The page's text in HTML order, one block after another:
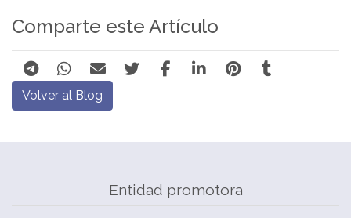
Comparte este Artículo
Volver al Blog
Entidad promotora